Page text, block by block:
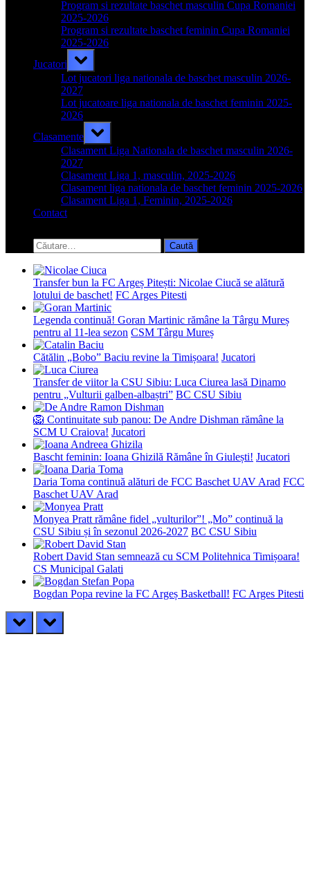
menu
Program si rezultate baschet masculin Cupa Romaniei
2025-2026
Program si rezultate baschet feminin Cupa Romaniei
2025-2026
Jucatori
Toggle
sub-
menu
Lot jucatori liga nationala de baschet masculin 2026-
2027
Lot jucatoare liga nationala de baschet feminin 2025-
2026
Clasamente
Toggle
sub-
menu
Clasament Liga Nationala de baschet masculin 2026-
2027
Clasament Liga 1, masculin, 2025-2026
Clasament liga nationala de baschet feminin 2025-2026
Clasament Liga 1, Feminin, 2025-2026
Contact
search
form
Caută
după:
Transfer bun la FC Argeș Pitești: Nicolae Ciucă se alătură
lotului de baschet! FC Arges Pitesti
Legenda continuă! Goran Martinic rămâne la Târgu Mureș
pentru al 11-lea sezon CSM Târgu Mureș
Cătălin „Bobo” Baciu revine la Timișoara! Jucatori
Transfer de viitor la CSU Sibiu: Luca Ciurea lasă Dinamo
pentru „Vulturii galben-albaștri” BC CSU Sibiu
🦁 Continuitate sub panou: De Andre Dishman rămâne la
SCM U Craiova! Jucatori
Bascht feminin: Ioana Ghizilă Rămâne în Giulești! Jucatori
Daria Toma continuă alături de FCC Baschet UAV Arad FCC
Baschet UAV Arad
Monyea Pratt rămâne fidel „vulturilor”! „Mo” continuă la
CSU Sibiu și în sezonul 2026-2027 BC CSU Sibiu
Robert David Stan semnează cu SCM Politehnica Timișoara!
CS Municipal Galati
Bogdan Popa revine la FC Argeș Basketball! FC Arges Pitesti
prev next